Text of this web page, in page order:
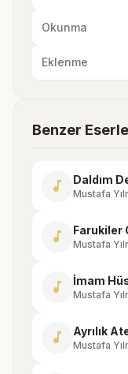
Okunma
Eklenme
Benzer
music_note Daldım
Mustafa
music_note Farukiler
Mustafa
music_note İmam
Mustafa
music_note Ayrılık
Mustafa